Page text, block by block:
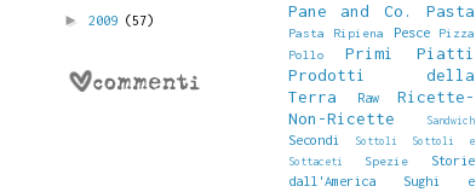
► 2009 (57) Pane and Co. Pasta
Pasta Ripiena Pesce
Pizza
Pollo
Primi Piatti
Prodotti della
Terra
Raw
Ricette-
Non-Ricette
Sandwich
Secondi Sottoli
Sottoli e
Sottaceti
Spezie
Storie
dall'America
Sughi e